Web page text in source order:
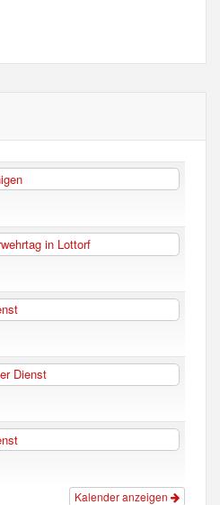
in Lottorf
Dienst
Kalender anzeigen